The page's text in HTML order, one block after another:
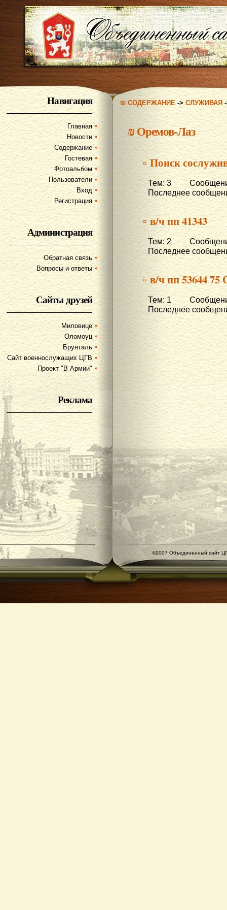
Навигация
Главная
Новости
Содержание
Гостевая
Фотоальбом
Пользователи
Вход
Регистрация
Администрация
Обратная связь
Вопросы и ответы
Сайты друзей
Миловице
Оломоуц
Брунталь
Сайт военнослужащих ЦГВ
Проект "В Армии"
Реклама
₪ СОДЕРЖАНИЕ->СЛУЖИВАЯ
₪Оремов-Лаз
▫ Поиск
Тем: 3
Последнее
▫ в/ч пп 41343
Тем: 2
Последнее
▫ в/ч пп 53644
Тем: 1
Последнее
©2007 Объединенный сайт